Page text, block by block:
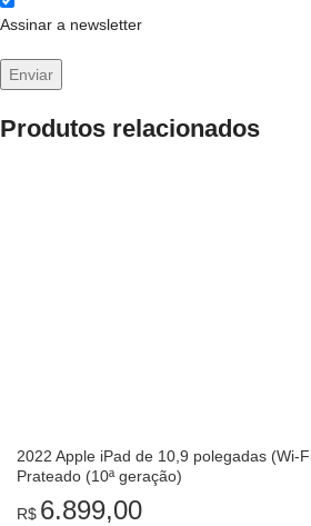
Assinar a newsletter
Produtos relacionados
2022 Apple iPad de 10,9 polegadas (Wi-
Prateado (10ª geração)
R$ 6.899,00